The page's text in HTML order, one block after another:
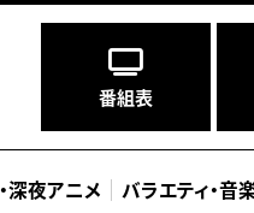
番組表
・深夜アニメ バラエティ・音